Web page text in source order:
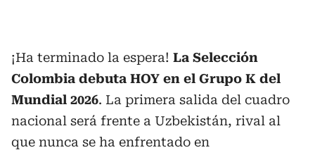
¡Ha terminado la espera! La Selección
Colombia debuta HOY en el Grupo K del
Mundial 2026. La primera salida del cuadro
nacional será frente a Uzbekistán, rival al
que nunca se ha enfrentado en